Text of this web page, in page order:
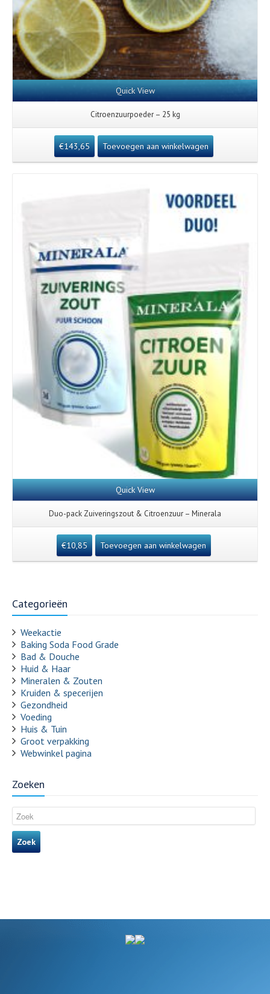
Quick View
Citroenzuurpoeder – 25 kg
€143,65 Toevoegen aan winkelwagen
Details
Quick View
Duo-pack Zuiveringszout & Citroenzuur – Minerala
€10,85 Toevoegen aan winkelwagen
Categorieën
Weekactie
Baking Soda Food Grade
Bad & Douche
Huid & Haar
Mineralen & Zouten
Kruiden & specerijen
Gezondheid
Voeding
Huis & Tuin
Groot verpakking
Webwinkel pagina
Zoeken
Zoek